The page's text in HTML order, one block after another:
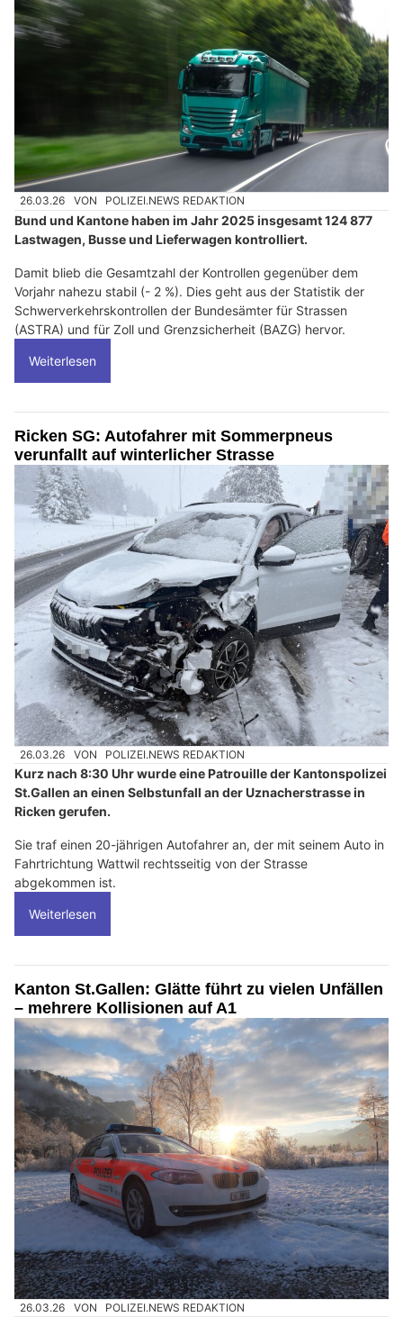
26.03.26 VON POLIZEI.NEWS REDAKTION
Bund und Kantone haben im Jahr 2025 insgesamt 124 877
Lastwagen, Busse und Lieferwagen kontrolliert.
Damit blieb die Gesamtzahl der Kontrollen gegenüber dem
Vorjahr nahezu stabil (- 2 %). Dies geht aus der Statistik der
Schwerverkehrskontrollen der Bundesämter für Strassen
(ASTRA) und für Zoll und Grenzsicherheit (BAZG) hervor.
Weiterlesen
Ricken SG: Autofahrer mit Sommerpneus
verunfallt auf winterlicher Strasse
26.03.26 VON POLIZEI.NEWS REDAKTION
Kurz nach 8:30 Uhr wurde eine Patrouille der Kantonspolizei
St.Gallen an einen Selbstunfall an der Uznacherstrasse in
Ricken gerufen.
Sie traf einen 20-jährigen Autofahrer an, der mit seinem Auto in
Fahrtrichtung Wattwil rechtsseitig von der Strasse
abgekommen ist.
Weiterlesen
Kanton St.Gallen: Glätte führt zu vielen Unfällen
– mehrere Kollisionen auf A1
26.03.26 VON POLIZEI.NEWS REDAKTION